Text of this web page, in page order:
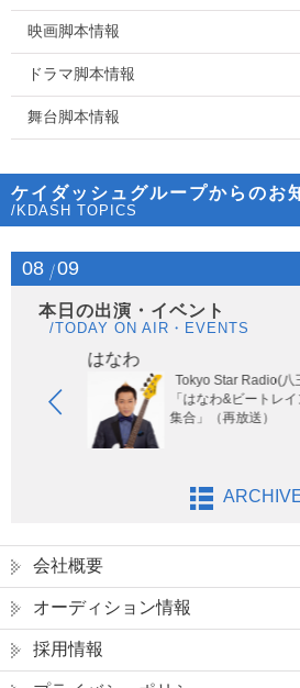
映画脚本情報
ドラマ脚本情報
舞台脚本情報
ケイダッシュグループからのお
/KDASH TOPICS
08 09
本日の出演・イベント
/TODAY ON AIR・EVENTS
はなわ
Tokyo Star Radio(八王
「はなわ&ビートレイン
集合」（再放送）
会社概要
オーディション情報
採用情報